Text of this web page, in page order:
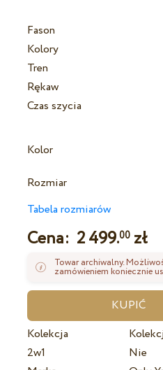
Fason
Kolory
Tren
Rękaw
Czas szycia
Kolor
Rozmiar
Tabela rozmiarów
Cena: 2 499.00 zł
Towar archiwalny.
zamówieniem koniecznie
Kolekcja
2w1
Nie